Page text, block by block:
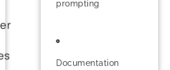
prompting
Documentation